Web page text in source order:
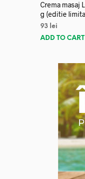
Crema masaj
g (editie
93
lei
ADD TO CART